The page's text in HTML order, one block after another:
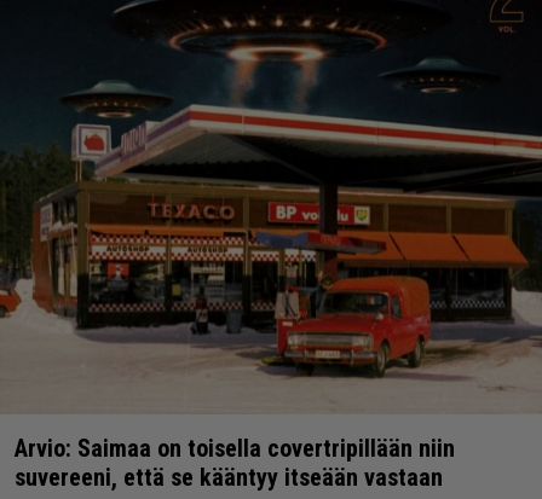
Arvio: Saimaa on toisella covertripillään niin
suvereeni, että se kääntyy itseään vastaan